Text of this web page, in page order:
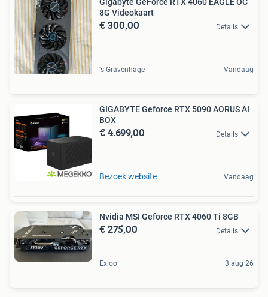
Gigabyte GeForce RTX 4060 EAGLE OC
8G Videokaart
€ 300,00 Details
's-Gravenhage Vandaag
GIGABYTE Geforce RTX 5090 AORUS AI
BOX
€ 4.699,00 Details
Bezoek website Vandaag
Nvidia MSI Geforce RTX 4060 Ti 8GB
€ 275,00 Details
Exloo 3 aug 26